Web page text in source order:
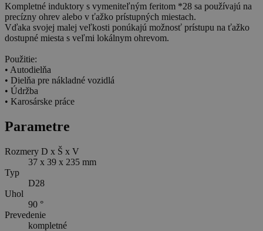
Kompletné induktory s vymeniteľným feritom *28 sa používajú na
precízny ohrev alebo v ťažko prístupných miestach.
Vďaka svojej malej veľkosti ponúkajú možnosť prístupu na ťažko
dostupné miesta s veľmi lokálnym ohrevom.
Použitie:
• Autodielňa
• Dielňa pre nákladné vozidlá
• Údržba
• Karosárske práce
Parametre
Rozmery D x Š x V
37 x 39 x 235 mm
Typ
D28
Uhol
90 °
Prevedenie
kompletné